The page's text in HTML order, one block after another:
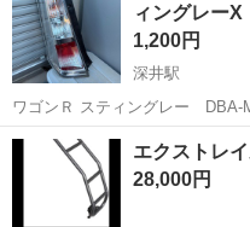
ィングレー
1,200円
深井駅
ワゴンＲ スティングレー DBA-MH23S
ー 35603-70K1 35670-70K10 破損など無く綺麗です！ 指定場所にて
手渡しのお取引となります！
大阪 堺市 深井駅
エクストレ
28,000円